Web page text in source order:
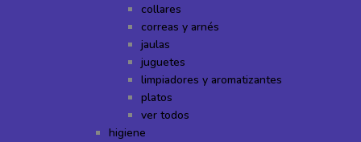
collares
correas y arnés
jaulas
juguetes
limpiadores y aromatizantes
platos
ver todos
higiene